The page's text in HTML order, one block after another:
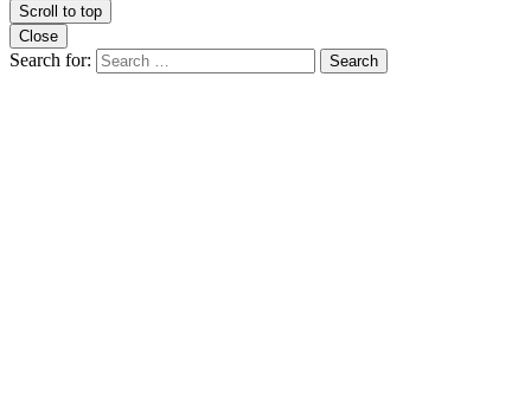
Scroll to top
Close
Search for: Search